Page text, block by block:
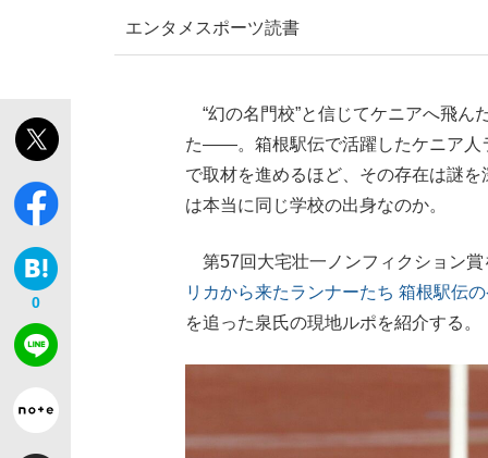
エンタメ スポーツ読書
0
“幻の名門校”と信じてケニアへ飛ん
た――。箱根駅伝で活躍したケニア人
で取材を進めるほど、その存在は謎
は本当に同じ学校の出身なのか。
第57回大宅壮一ノンフィクション
リカから来たランナーたち 箱根駅伝
を追った泉氏の現地ルポを紹介する